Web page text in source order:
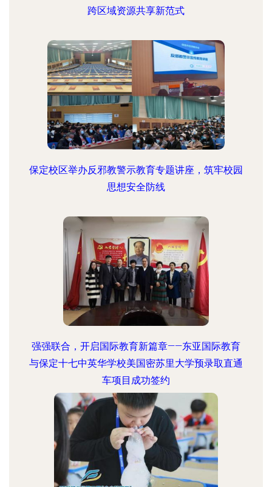
跨区域资源共享新范式
保定校区举办反邪教警示教育专题讲座，筑牢校园
思想安全防线
强强联合，开启国际教育新篇章——东亚国际教育
与保定十七中英华学校美国密苏里大学预录取直通
车项目成功签约